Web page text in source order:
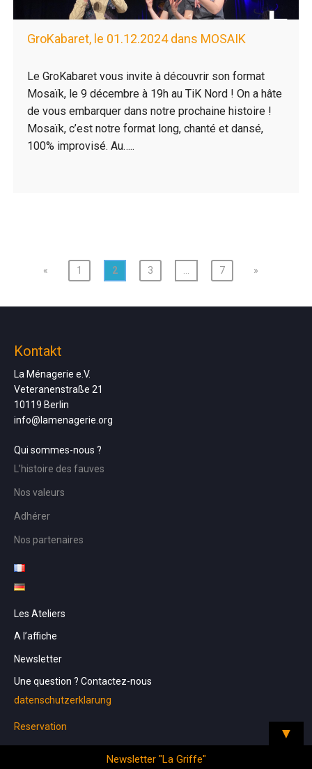
GroKabaret, le 01.12.2024 dans MOSAIK
Le GroKabaret vous invite à découvrir son format
Mosaïk, le 9 décembre à 19h au TiK Nord ! On a hâte
de vous embarquer dans notre prochaine histoire !
Mosaïk, c’est notre format long, chanté et dansé,
100% improvisé. Au…..
« 1 2 3 7 »
Kontakt
La Ménagerie e.V.
Veteranenstraße 21
10119 Berlin
info@lamenagerie.org
Qui sommes-nous ?
L’histoire des fauves
Nos valeurs
Adhérer
Nos partenaires
Les Ateliers
A l’affiche
Newsletter
Une question ? Contactez-nous
datenschutzerklarung
Reservation ▼
Newsletter "La Griffe"